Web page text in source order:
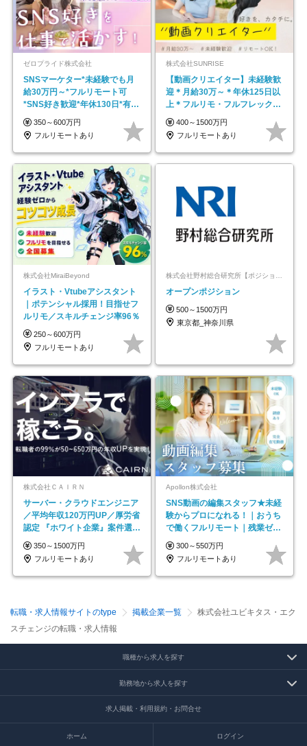
ゼロプライド株式会社
SNSマーケター*未経験でも月
給30万円～*フルリモート可
*SNS好き歓迎*年休130日*有休
取得率100%
350～600万円
フルリモートあり
株式会社SUNRISE
【動画クリエイター】未経験歓
迎＊月給30万～＊年休125日以
上＊フルリモ・フルフレックス
◆10名の採用が決定◆
400～1500万円
フルリモートあり
株式会社MiraiBeyond
イラスト・Vtubeアシスタント
｜ポテンシャル採用！目指せフ
ルリモ／スキルチェンジ率96％
250～600万円
フルリモートあり
オープンポジション
500～1500万円
東京都_神奈川県
株式会社ＣＡＩＲＮ
サーバー・クラウドエンジニア
／平均年収120万円UP／厚労省
認定 『ホワイト企業』案件選択
制度／年休129日
350～1500万円
フルリモートあり
Apollon株式会社
SNS動画の編集スタッフ★未経
験からプロになれる！｜おうち
で働くフルリモート｜残業ゼロ
で18時退勤◎
300～550万円
フルリモートあり
転職・求人情報サイトのtype 掲載企業一覧
株式会社ユビキタス・エク
スチェンジの転職・求人情報
職種から求人を探す
勤務地から求人を探す
求人掲載・利用規約・お問合せ
ホーム ログイン